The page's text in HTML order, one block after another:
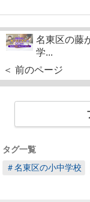
名東区の藤
学...
＜ 前のページ
タグ一覧
＃名東区の小中学校